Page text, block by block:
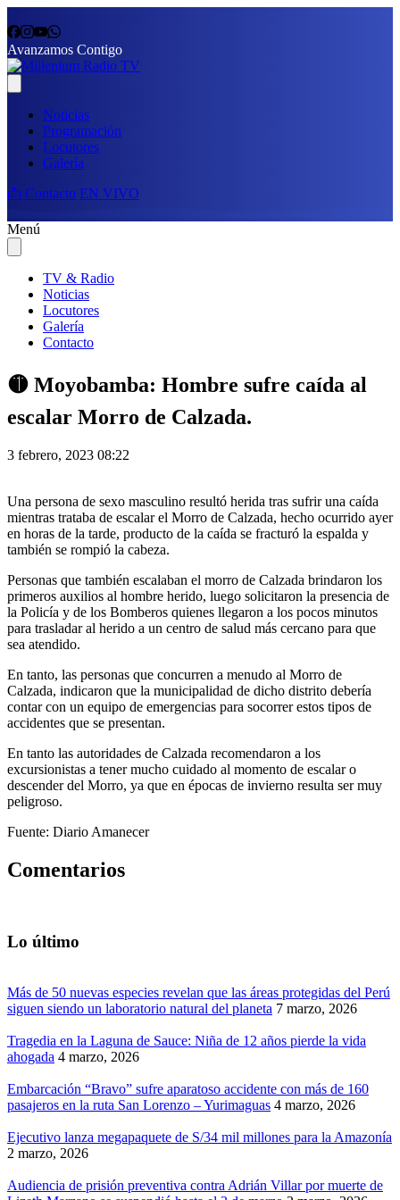
Avanzamos Contigo
Noticias
Programación
Locutores
Galería
📩 Contacto EN VIVO
Menú
TV & Radio
Noticias
Locutores
Galería
Contacto
🟡 Moyobamba: Hombre sufre caída al
escalar Morro de Calzada.
3 febrero, 2023 08:22
Una persona de sexo masculino resultó herida tras sufrir una caída
mientras trataba de escalar el Morro de Calzada, hecho ocurrido ayer
en horas de la tarde, producto de la caída se fracturó la espalda y
también se rompió la cabeza.
Personas que también escalaban el morro de Calzada brindaron los
primeros auxilios al hombre herido, luego solicitaron la presencia de
la Policía y de los Bomberos quienes llegaron a los pocos minutos
para trasladar al herido a un centro de salud más cercano para que
sea atendido.
En tanto, las personas que concurren a menudo al Morro de
Calzada, indicaron que la municipalidad de dicho distrito debería
contar con un equipo de emergencias para socorrer estos tipos de
accidentes que se presentan.
En tanto las autoridades de Calzada recomendaron a los
excursionistas a tener mucho cuidado al momento de escalar o
descender del Morro, ya que en épocas de invierno resulta ser muy
peligroso.
Fuente: Diario Amanecer
Comentarios
Lo último
Más de 50 nuevas especies revelan que las áreas protegidas del Perú
siguen siendo un laboratorio natural del planeta 7 marzo, 2026
Tragedia en la Laguna de Sauce: Niña de 12 años pierde la vida
ahogada 4 marzo, 2026
Embarcación “Bravo” sufre aparatoso accidente con más de 160
pasajeros en la ruta San Lorenzo – Yurimaguas 4 marzo, 2026
Ejecutivo lanza megapaquete de S/34 mil millones para la Amazonía
2 marzo, 2026
Audiencia de prisión preventiva contra Adrián Villar por muerte de